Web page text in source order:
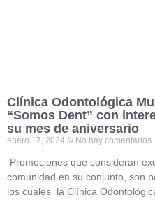
Clínica Odontológica
“Somos Dent” con
su mes de aniversario
enero 17, 2024 No hay comentarios
Promociones que consideran
comunidad en su conjunto, son
los cuales la Clínica